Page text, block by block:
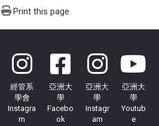
Print this page
經管系
學會
Instagra
m
亞洲大
學
Facebo
ok
亞洲大
學
Instagr
am
亞洲大
學
Youtub
e